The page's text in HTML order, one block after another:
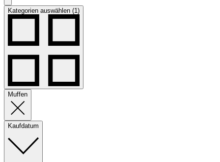
Kategorien auswählen (1)
Muffen
Kaufdatum